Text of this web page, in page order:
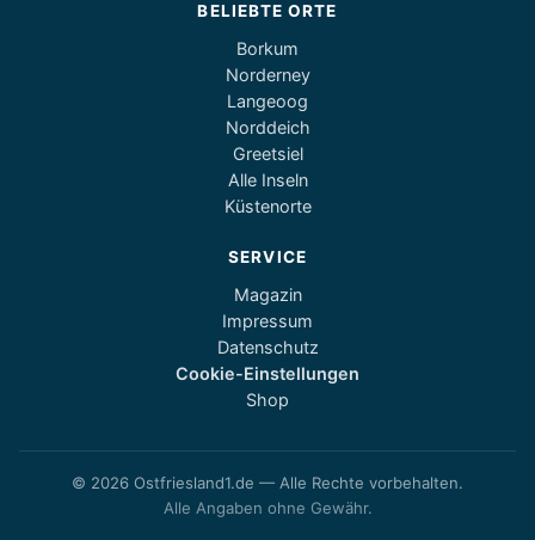
BELIEBTE ORTE
Borkum
Norderney
Langeoog
Norddeich
Greetsiel
Alle Inseln
Küstenorte
SERVICE
Magazin
Impressum
Datenschutz
Cookie-Einstellungen
Shop
© 2026 Ostfriesland1.de — Alle Rechte vorbehalten.
Alle Angaben ohne Gewähr.